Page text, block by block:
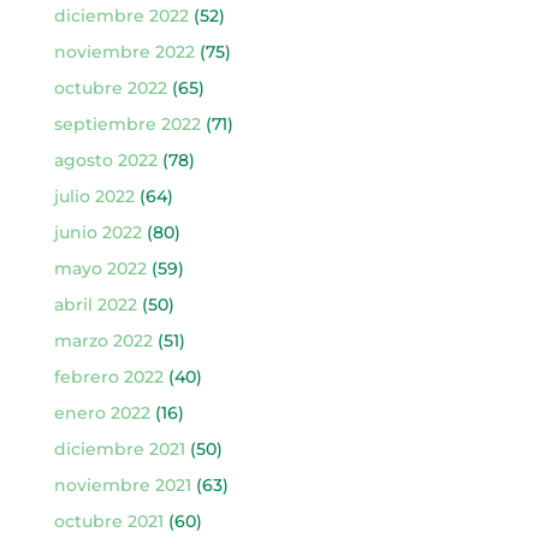
diciembre 2022 (52)
noviembre 2022 (75)
octubre 2022 (65)
septiembre 2022 (71)
agosto 2022 (78)
julio 2022 (64)
junio 2022 (80)
mayo 2022 (59)
abril 2022 (50)
marzo 2022 (51)
febrero 2022 (40)
enero 2022 (16)
diciembre 2021 (50)
noviembre 2021 (63)
octubre 2021 (60)